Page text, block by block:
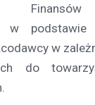
w podstawie
w
do